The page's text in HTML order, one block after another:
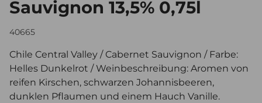
Sauvignon 13,5% 0,75l
40665
Chile Central Valley / Cabernet Sauvignon / Farbe:
Helles Dunkelrot / Weinbeschreibung: Aromen von
reifen Kirschen, schwarzen Johannisbeeren,
dunklen Pflaumen und einem Hauch Vanille.